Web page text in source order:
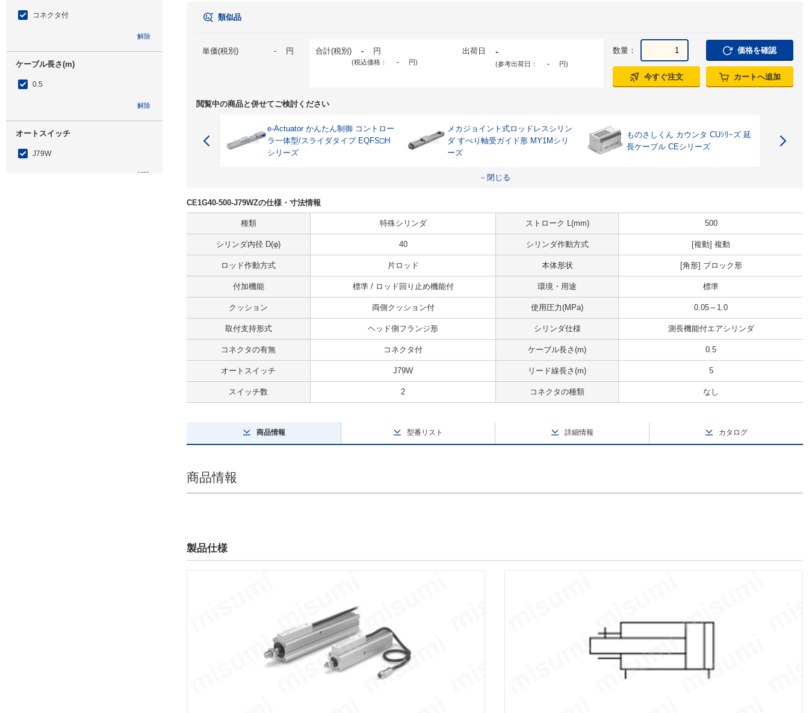
コネクタ付
解除
ケーブル長さ(m)
0.5
解除
オートスイッチ
J79W
解除
類似品
単価(税別) - 円 合計(税別) - 円
(税込価格： - 円)
出荷日 -
(参考出荷日： - 円)
数量： 価格を確認
今すぐ注文 カートへ追加
閲覧中の商品と併せてご検討ください
e-Actuator かんたん制御 コントロー
ラ一体型/スライダタイプ EQFS□H
シリーズ
メカジョイント式ロッドレスシリン
ダ すべり軸受ガイド形 MY1Mシリ
ーズ
ものさしくん カウンタ CUｼﾘｰズ 延
長ケーブル CEシリーズ
－閉じる
CE1G40-500-J79WZの仕様・寸法情報
種類 特殊シリンダ ストローク L(mm) 500
シリンダ内径 D(φ) 40 シリンダ作動方式 [複動] 複動
ロッド作動方式 片ロッド 本体形状 [角形] ブロック形
付加機能 標準 / ロッド回り止め機能付 環境・用途 標準
クッション 両側クッション付 使用圧力(MPa) 0.05～1.0
取付支持形式 ヘッド側フランジ形 シリンダ仕様 測長機能付エアシリンダ
コネクタの有無 コネクタ付 ケーブル長さ(m) 0.5
オートスイッチ J79W リード線長さ(m) 5
スイッチ数 2 コネクタの種類 なし
商品情報 型番リスト 詳細情報 カタログ
商品情報
製品仕様